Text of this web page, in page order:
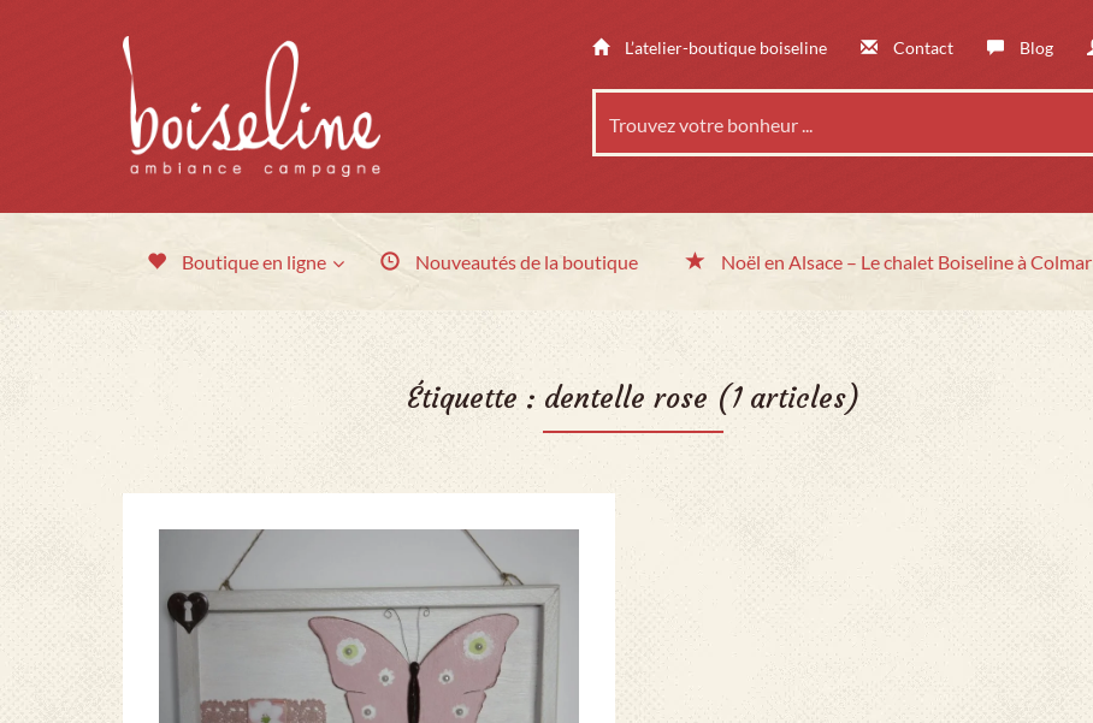
L’atelier-boutique boiseline Contact Blog
Boutique en ligne Nouveautésde la boutique Noël en Alsace – Le chalet Boiseline à Colmar
Étiquette : dentelle rose (1 articles)